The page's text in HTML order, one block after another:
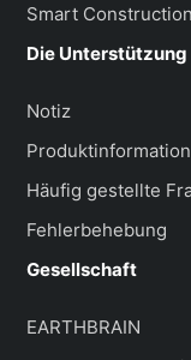
Smart
Die Unterstützung
Notiz
Produktinformation
Häufig gestellte
Fehlerbehebung
Gesellschaft
EARTHBRAIN